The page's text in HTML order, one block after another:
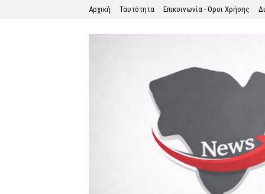
Αρχική Ταυτότητα Επικοινωνία - Όροι Χρήσης